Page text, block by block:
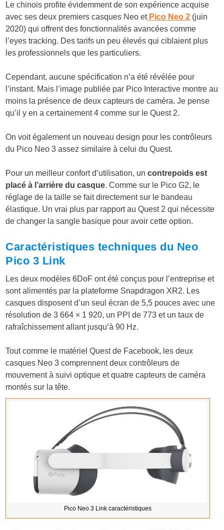
Le chinois profite évidemment de son expérience acquise
avec ses deux premiers casques Neo etPico Neo 2 (juin
2020) qui offrent des fonctionnalités avancées comme
l’eyes tracking. Des tarifs un peu élevés qui ciblaient plus
les professionnels que les particuliers.
Cependant, aucune spécification n’a été révélée pour
l’instant. Mais l’image publiée par Pico Interactive montre au
moins la présence de deux capteurs de caméra. Je pense
qu’il y en a certainement 4 comme sur le Quest 2.
On voit également un nouveau design pour les contrôleurs
du Pico Neo 3 assez similaire à celui du Quest.
Pour un meilleur confort d’utilisation, uncontrepoids est
placé à l’arrière du casque. Comme sur le Pico G2, le
réglage de la taille se fait directement sur le bandeau
élastique. Un vrai plus par rapport au Quest 2 qui nécessite
de changer la sangle basique pour avoir cette option.
Caractéristiques techniques du Neo
Pico 3 Link
Les deux modèles 6DoF ont été conçus pour l’entreprise et
sont alimentés par la plateforme Snapdragon XR2. Les
casques disposent d’un seul écran de 5,5 pouces avec une
résolution de 3 664 × 1 920, un PPI de 773 et un taux de
rafraîchissement allant jusqu’à 90 Hz.
Tout comme le matériel Quest de Facebook, les deux
casques Neo 3 comprennent deux contrôleurs de
mouvement à suivi optique et quatre capteurs de caméra
montés sur la tête.
Pico Neo 3 Link caractéristiques